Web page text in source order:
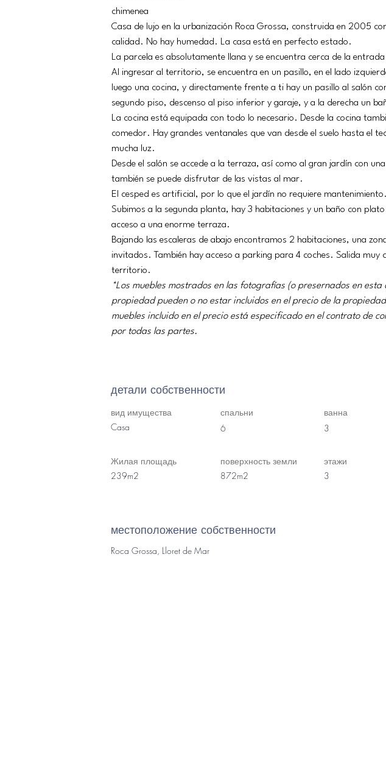
chimenea
Casa de lujo en la urbanización Roca Grossa, construida en 2005
calidad. No hay humedad. La casa está en perfecto estado.
La parcela es absolutamente llana y se encuentra cerca de la
Al ingresar al territorio, se encuentra en un pasillo, en el lado
luego una cocina, y directamente frente a ti hay un pasillo al salón
segundo piso, descenso al piso inferior y garaje, y a la derecha un
La cocina está equipada con todo lo necesario. Desde la cocina
comedor. Hay grandes ventanales que van desde el suelo hasta el
mucha luz.
Desde el salón se accede a la terraza, así como al gran jardín con
también se puede disfrutar de las vistas al mar.
El cesped es artificial, por lo que el jardín no requiere mantenimiento.
Subimos a la segunda planta, hay 3 habitaciones y un baño con
acceso a una enorme terraza.
Bajando las escaleras de abajo encontramos 2 habitaciones, una
invitados. También hay acceso a parking para 4 coches. Salida muy
territorio.
*Los muebles mostrados en las fotografías (o presernados en
propiedad pueden o no estar incluidos en el precio de la
muebles incluido en el precio está especificado en el contrato de
por todas las partes.
детали собственности
вид имущества
Casa
спальни
6
ванна
3
Жилая площадь
239m2
поверхность земли
872m2
этажи
3
местоположение собственности
Roca Grossa, Lloret de Mar